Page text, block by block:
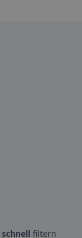
schnell filtern